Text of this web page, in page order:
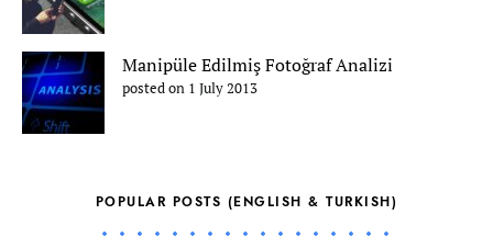
Manipüle Edilmiş Fotoğraf Analizi
posted on 1 July 2013
POPULAR POSTS (ENGLISH & TURKISH)